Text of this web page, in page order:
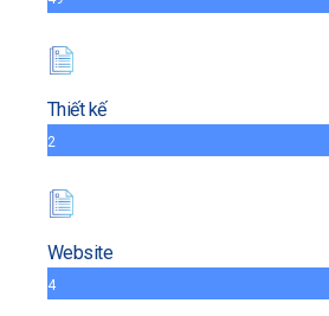
Thiết kế
2
Website
4